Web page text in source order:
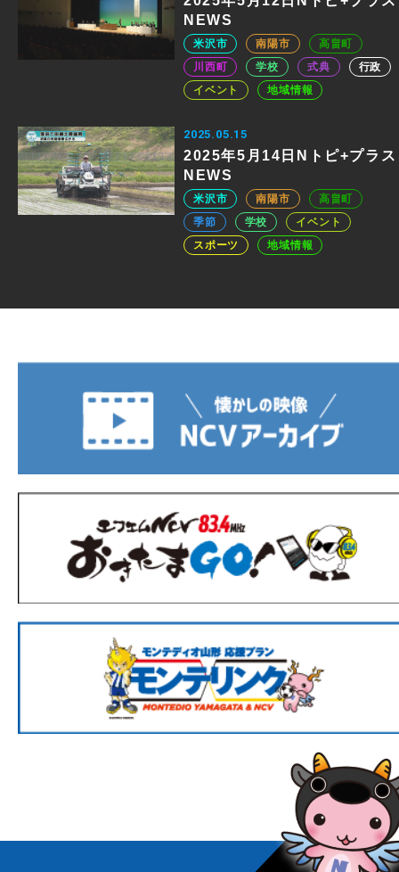
NEWS
米沢市 南陽市
高畠町
川西町
学校 式典
行政
イベント
地域情報
2025.05.15
2025年5月14日Nトピ+プラス
NEWS
米沢市 南陽市
高畠町
季節
学校
イベント
スポーツ
地域情報